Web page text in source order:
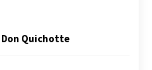
Don Quichotte